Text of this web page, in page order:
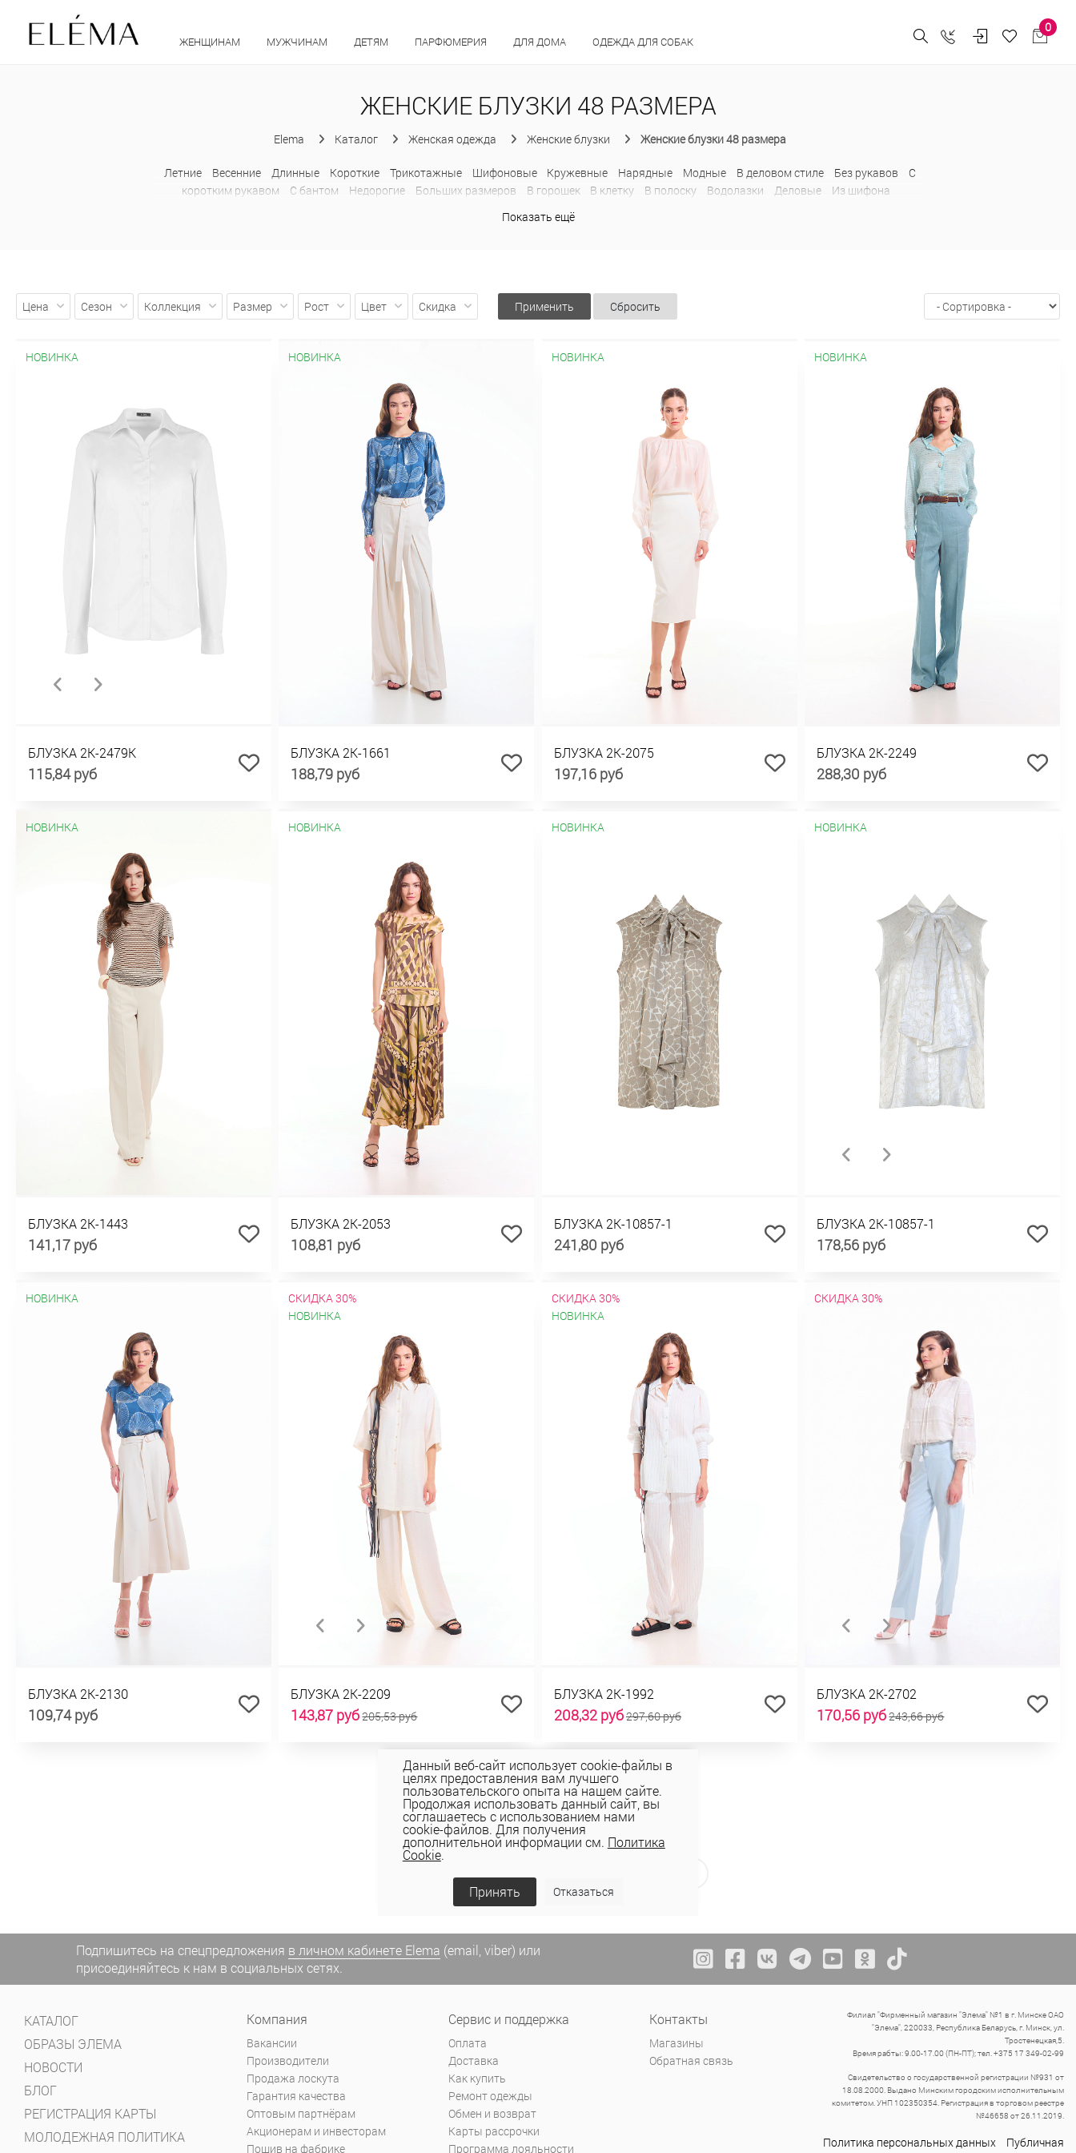
ЖЕНЩИНАМ МУЖЧИНАМ ДЕТЯМ ПАРФЮМЕРИЯ ДЛЯ ДОМА ОДЕЖДА ДЛЯ СОБАК
0
ЖЕНСКИЕ БЛУЗКИ 48 РАЗМЕРА
Elema Каталог Женская одежда Женские блузки Женские блузки 48 размера
Летние Весенние Длинные Короткие Трикотажные Шифоновые Кружевные Нарядные Модные В деловом стиле Без рукавов
С
коротким рукавом
С бантом Недорогие Больших размеров В горошек В клетку В полоску Водолазки Деловые
Из шифона
Толстовки
С капюшоном
Показать ещё
Цена Сезон Коллекция Размер Рост Цвет Скидка Применить Сбросить
НОВИНКА
БЛУЗКА 2К-2479К
115,84 руб
НОВИНКА
БЛУЗКА 2К-1661
188,79 руб
НОВИНКА
БЛУЗКА 2К-2075
197,16 руб
НОВИНКА
БЛУЗКА 2К-2249
288,30 руб
НОВИНКА
БЛУЗКА 2К-1443
141,17 руб
НОВИНКА
БЛУЗКА 2К-2053
108,81 руб
НОВИНКА
БЛУЗКА 2К-10857-1
241,80 руб
НОВИНКА
БЛУЗКА 2К-10857-1
178,56 руб
НОВИНКА
БЛУЗКА 2К-2130
109,74 руб
СКИДКА 30%
НОВИНКА
БЛУЗКА 2К-2209
143,87 руб205,53 руб
СКИДКА 30%
НОВИНКА
БЛУЗКА 2К-1992
208,32 руб297,60 руб
СКИДКА 30%
БЛУЗКА 2К-2702
170,56 руб243,66 руб
Показать ещё
Подпишитесь на спецпредложения в личном кабинете Elema (email, viber) или
присоединяйтесь к нам в социальных сетях.
КАТАЛОГ
ОБРАЗЫ ЭЛЕМА
НОВОСТИ
БЛОГ
РЕГИСТРАЦИЯ КАРТЫ
МОЛОДЕЖНАЯ ПОЛИТИКА
Компания
Вакансии
Производители
Продажа лоскута
Гарантия качества
Оптовым партнёрам
Акционерам и инвесторам
Пошив на фабрике
Сервис и поддержка
Оплата
Доставка
Как купить
Ремонт одежды
Обмен и возврат
Карты рассрочки
Программа лояльности
Контакты
Магазины
Обратная связь
Филиал "Фирменный магазин "Элема" №1 в г. Минске ОАО
"Элема", 220033, Республика Беларусь, г. Минск, ул.
Тростенецкая,5.
Время рабты: 9.00-17.00 (ПН-ПТ); тел. +375 17 349-02-99
Свидетельство о государственной регистрации №931 от
18.08.2000. Выдано Минским городским исполнительным
комитетом. УНП 102350354. Регистрация в торговом реестре
№46658 от 26.11.2019.
Политика персональных данных
Публичная
Данный веб-сайт использует cookie-файлы в
целях предоставления вам лучшего
пользовательского опыта на нашем сайте.
Продолжая использовать данный сайт, вы
соглашаетесь с использованием нами
cookie-файлов. Для получения
дополнительной информации см. Политика
Cookie.
Принять Отказаться